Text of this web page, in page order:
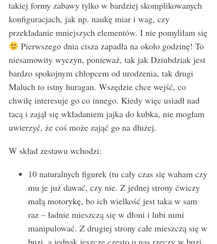
takiej formy zabawy tylko w bardziej skomplikowanych
konfiguracjach, jak np. naukę miar i wag, czy
przekładanie mniejszych elementów. I nie pomyliłam się
Pierwszego dnia cisza zapadła na około godzinę! To
niesamowity wyczyn, ponieważ, tak jak Dziubdziak jest
bardzo spokojnym chłopcem od urodzenia, tak drugi
Maluch to istny huragan. Wszędzie chce wejść, co
chwilę interesuje go co innego. Kiedy więc usiadł nad
tacą i zajął się wkładaniem jajka do kubka, nie mogłam
uwierzyć, że coś może zająć go na dłużej.
W skład zestawu wchodzi:
10 naturalnych figurek (tu cały czas się waham czy
mu je już dawać, czy nie. Z jednej strony ćwiczy
małą motorykę, bo ich wielkość jest taka w sam
raz – ładnie mieszczą się w dłoni i lubi nimi
manipulować. Z drugiej strony całe mieszczą się w
buzi, a jednak jeszcze często u nas rzeczy w buzi